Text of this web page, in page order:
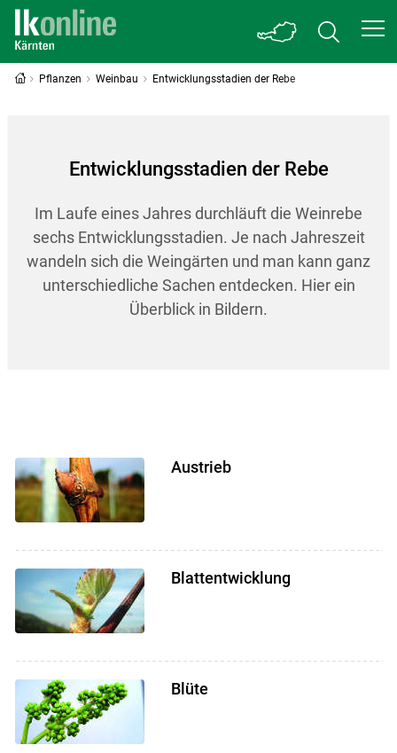
Pflanzen Weinbau Entwicklungsstadien der Rebe
Entwicklungsstadien der Rebe
Im Laufe eines Jahres durchläuft die Weinrebe
sechs Entwicklungsstadien. Je nach Jahreszeit
wandeln sich die Weingärten und man kann ganz
unterschiedliche Sachen entdecken. Hier ein
Überblick in Bildern.
Austrieb
Blattentwicklung
Blüte